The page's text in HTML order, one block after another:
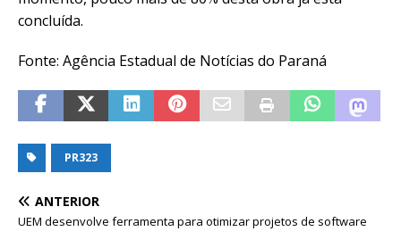
concluída.
Fonte: Agência Estadual de Notícias do Paraná
PR323
ANTERIOR
UEM desenvolve ferramenta para otimizar projetos de software